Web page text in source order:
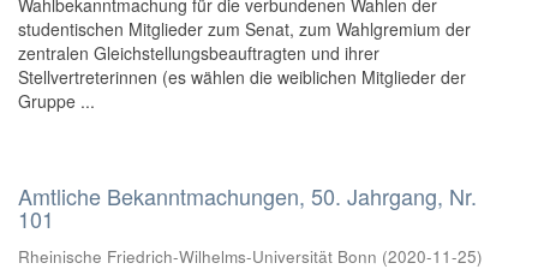
Wahlbekanntmachung für die verbundenen Wahlen der
studentischen Mitglieder zum Senat, zum Wahlgremium der
zentralen Gleichstellungsbeauftragten und ihrer
Stellvertreterinnen (es wählen die weiblichen Mitglieder der
Gruppe ...
Amtliche Bekanntmachungen, 50. Jahrgang, Nr.
101
Rheinische Friedrich-Wilhelms-Universität Bonn (2020-11-25)